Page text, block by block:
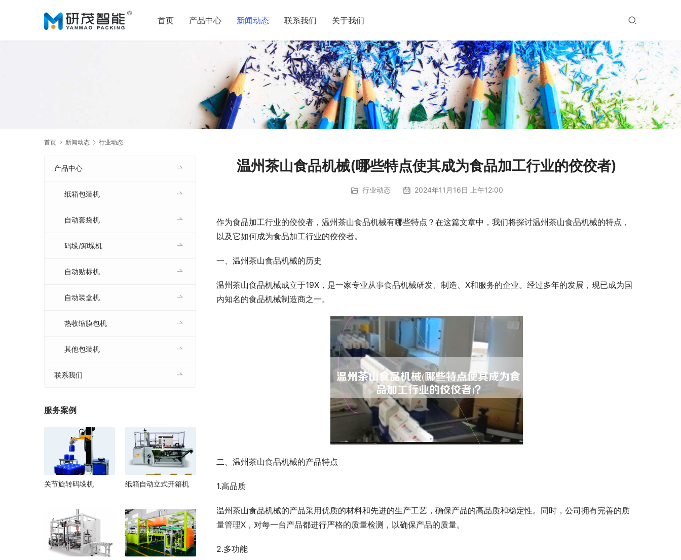
首页 产品中心 新闻动态 联系我们 关于我们
首页 新闻动态 行业动态
温州茶山食品机械(哪些特点使其成为食品加工行业的佼佼者)
行业动态 2024年11月16日 上午12:00
作为食品加工行业的佼佼者，温州茶山食品机械有哪些特点？在这篇文章中，我们将探讨温州茶山食品机械的特点，
以及它如何成为食品加工行业的佼佼者。
一、温州茶山食品机械的历史
温州茶山食品机械成立于19X，是一家专业从事食品机械研发、制造、X和服务的企业。经过多年的发展，现已成为国
内知名的食品机械制造商之一。
二、温州茶山食品机械的产品特点
1.高品质
温州茶山食品机械的产品采用优质的材料和先进的生产工艺，确保产品的高品质和稳定性。同时，公司拥有完善的质
量管理X，对每一台产品都进行严格的质量检测，以确保产品的质量。
2.多功能
产品中心
纸箱包装机
自动套袋机
码垛/卸垛机
自动贴标机
自动装盒机
热收缩膜包机
其他包装机
联系我们
服务案例
关节旋转码垛机 纸箱自动立式开箱机